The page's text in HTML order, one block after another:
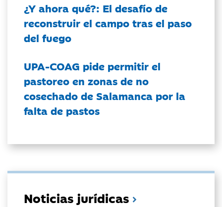
¿Y ahora qué?: El desafío de
reconstruir el campo tras el paso
del fuego
UPA-COAG pide permitir el
pastoreo en zonas de no
cosechado de Salamanca por la
falta de pastos
Noticias jurídicas